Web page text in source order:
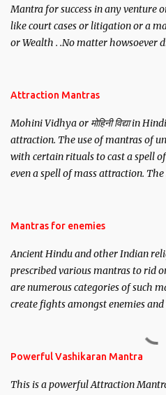
Mantra for success in any venture
like court cases or litigation or a
or Wealth . .No matter howsoever
Attraction Mantras
Mohini Vidhya or मोहिनी विद्या in
attraction. The use of mantras of
with certain rituals to cast a spell
even a spell of mass attraction.
Hindu trinity of the Creator, the
unparalleled beauty, in order to
invincible demon.
Mantras for enemies
Ancient Hindu and other Indian
prescribed various mantras to rid
are numerous categories of such
create fights amongst enemies
Stambhan – To immobile the
Powerful Vashikaran Mantra
This is a powerful Attraction